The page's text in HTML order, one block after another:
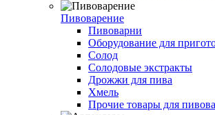
Пивоварение
Пивоварни
Оборудование для
Солод
Солодовые экстракты
Дрожжи для пива
Хмель
Прочие товары для